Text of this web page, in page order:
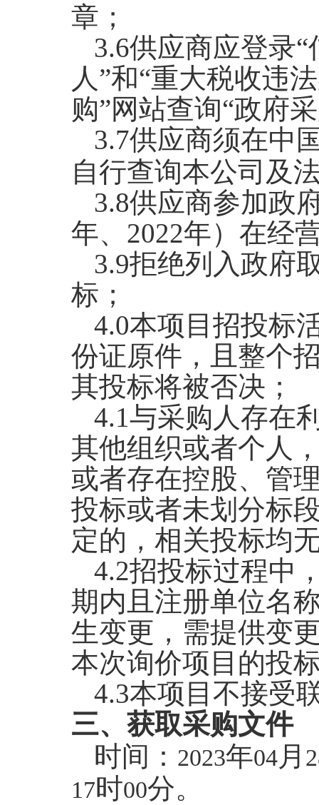
章；
3.6供应商应登录“
人”和“重大税收违
购”网站查询“政府
3.7供应商须在中
自行查询本公司及
3.8供应商参加政
年、2022年）在经
3.9拒绝列入政府
标；
4.0本项目招投标
份证原件，且整个
其投标将被否决；
4.1与采购人存在
其他组织或者个人
或者存在控股、管
投标或者未划分标
定的，相关投标均
4.2招投标过程中
期内且注册单位名
生变更，需提供变
本次询价项目的投
4.3本项目不接受
三、获取采购文件
时间： 2023年04月
17时00分。